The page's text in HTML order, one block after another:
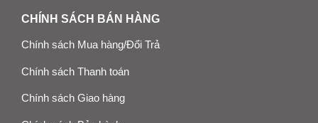
CHÍNH SÁCH BÁN HÀNG
Chính sách Mua hàng/Đổi Trả
Chính sách Thanh toán
Chính sách Giao hàng